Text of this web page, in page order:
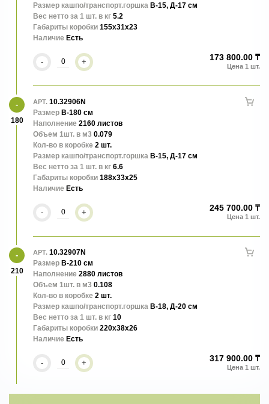
Размер кашпо/транспорт.горшка В-15, Д-17 см
Вес нетто за 1 шт. в кг 5.2
Габариты коробки 155x31x23
Наличие Есть
- + 173 800.00 ₸
180
АРТ. 10.32906N
Размер В-180 см
Наполнение 2160 листов
Объем 1шт. в м3 0.079
Кол-во в коробке 2 шт.
Размер кашпо/транспорт.горшка В-15, Д-17 см
Вес нетто за 1 шт. в кг 6.6
Габариты коробки 188x33x25
Наличие Есть
- + 245 700.00 ₸
210
АРТ. 10.32907N
Размер В-210 см
Наполнение 2880 листов
Объем 1шт. в м3 0.108
Кол-во в коробке 2 шт.
Размер кашпо/транспорт.горшка В-18, Д-20 см
Вес нетто за 1 шт. в кг 10
Габариты коробки 220x38x26
Наличие Есть
- + 317 900.00 ₸